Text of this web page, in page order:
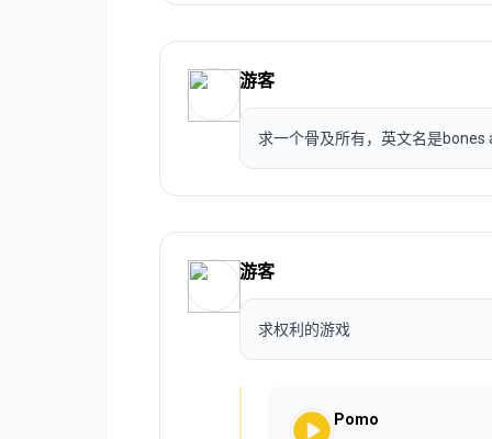
游客
求一个骨及所有，英文名是bones
游客
求权利的游戏
Pomo